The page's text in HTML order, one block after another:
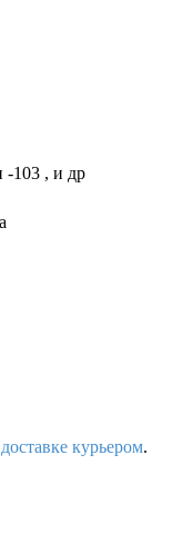
103 , и др
доставке курьером.